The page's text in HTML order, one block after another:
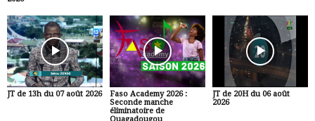
JT de 13h du 07 août 2026
Faso Academy 2026 :
Seconde manche
éliminatoire de
JT de 20H du 06 août
2026